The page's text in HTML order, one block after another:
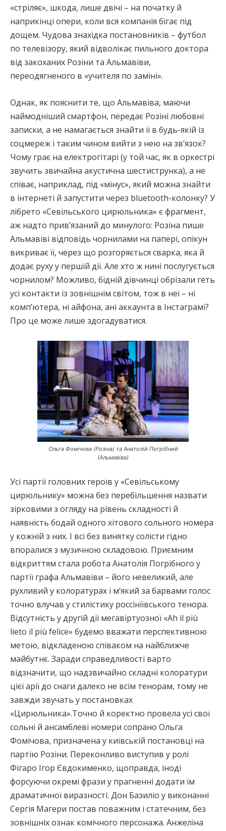
«стріляє», шкода, лише двічі – на початку й
наприкінці опери, коли вся компанія бігає під
дощем. Чудова знахідка постановників – футбол
по телевізору, який відволікає пильного доктора
від закоханих Розіни та Альмавіви,
переодягненого в «учителя по заміні».
Однак, як пояснити те, що Альмавіва, маючи
наймодніший смартфон, передає Розіні любовні
записки, а не намагається знайти її в будь-якій із
соцмереж і таким чином вийти з нею на зв’язок?
Чому грає на електрогітарі (у той час, як в оркестрі
звучить звичайна акустична шестиструнка), а не
співає, наприклад, під «мінус», який можна знайти
в інтернеті й запустити через bluetooth-колонку? У
лібрето «Севільського цирюльника» є фрагмент,
аж надто прив’язаний до минулого: Розіна пише
Альмавіві відповідь чорнилами на папері, опікун
викриває її, через що розгоряється сварка, яка й
додає руху у першій дії. Але хто ж нині послугується
чорнилом? Можливо, бідній дівчинці обрізали геть
усі контакти із зовнішнім світом, тож в неї – ні
комп’ютера, ні айфона, ані аккаунта в Інстаграмі?
Про це може лише здогадуватися.
Ольга Фомічова (Розіна) та Анатолій Погрібний
(Альмавіва)
Усі партії головних героїв у «Севільському
цирюльнику» можна без перебільшення назвати
зірковими з огляду на рівень складності й
наявність бодай одного хітового сольного номера
у кожній з них. І всі без винятку солісти гідно
впоралися з музичною складовою. Приємним
відкриттям стала робота Анатолія Погрібного у
партії графа Альмавіви – його невеликий, але
рухливий у колоратурах і м’який за барвами голос
точно влучав у стилістику россініївського тенора.
Відсутність у другій дії мегавіртуозної «Ah il più
lieto il più felice» будемо вважати перспективною
метою, відкладеною співаком на найближче
майбутнє. Заради справедливості варто
відзначити, що надзвичайно складні колоратури
цієї арії до снаги далеко не всім тенорам, тому не
завжди звучать у постановках
«Цирюльника».Точно й коректно провела усі свої
сольні й ансамблеві номери сопрано Ольга
Фомічова, призначена у київській постановці на
партію Розіни. Переконливо виступив у ролі
Фігаро Ігор Євдокименко, щоправда, іноді
форсуючи окремі фрази у прагненні додати їм
драматичної виразності. Дон Базиліо у виконанні
Сергія Магери постав поважним і статечним, без
зовнішніх ознак комічного персонажа. Анжеліна